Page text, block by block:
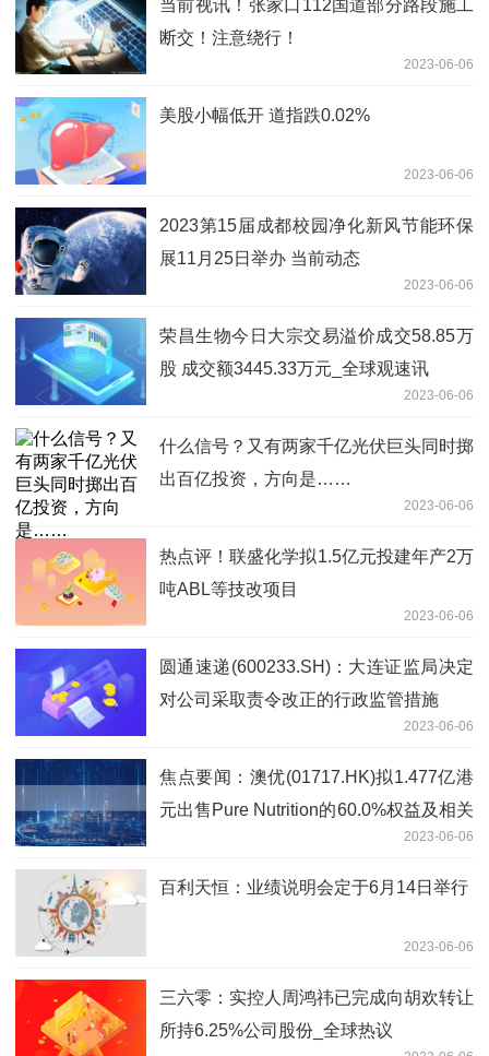
当前视讯！张家口112国道部分路段施工
断交！注意绕行！
2023-06-06
美股小幅低开 道指跌0.02%
2023-06-06
2023第15届成都校园净化新风节能环保
展11月25日举办 当前动态
2023-06-06
荣昌生物今日大宗交易溢价成交58.85万
股 成交额3445.33万元_全球观速讯
2023-06-06
什么信号？又有两家千亿光伏巨头同时掷
出百亿投资，方向是……
2023-06-06
热点评！联盛化学拟1.5亿元投建年产2万
吨ABL等技改项目
2023-06-06
圆通速递(600233.SH)：大连证监局决定
对公司采取责令改正的行政监管措施
2023-06-06
焦点要闻：澳优(01717.HK)拟1.477亿港
元出售Pure Nutrition的60.0%权益及相关
2023-06-06
百利天恒：业绩说明会定于6月14日举行
2023-06-06
三六零：实控人周鸿祎已完成向胡欢转让
所持6.25%公司股份_全球热议